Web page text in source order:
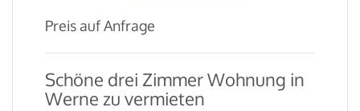
Preis auf Anfrage
Schöne drei Zimmer Wohnung in
Werne zu vermieten